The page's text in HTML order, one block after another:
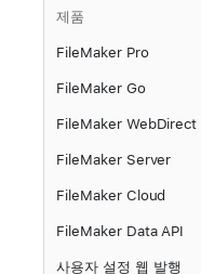
제품
FileMaker Pro
FileMaker Go
FileMaker WebDirect
FileMaker Server
FileMaker Cloud
FileMaker Data API
사용자 설정 웹 발행